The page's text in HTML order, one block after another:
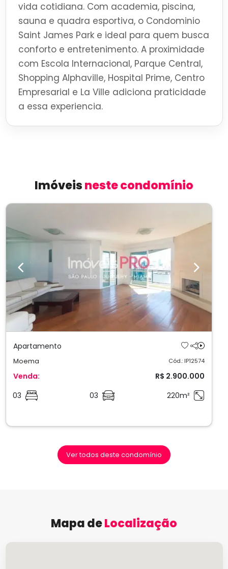
vida cotidiana. Com academia, piscina,
sauna e quadra esportiva, o Condominio
Saint James Park e ideal para quem busca
conforto e entretenimento. A proximidade
com Escola Internacional, Parque Central,
Shopping Alphaville, Hospital Prime, Centro
Empresarial e La Ville adiciona praticidade
a essa experiencia.
Imóveisneste condomínio
Previous Next
Apartamento
Moema Cód.: IP12574
Venda:
R$ 2.900.000
03
03 220m²
Ver todos deste condomínio
Mapa deLocalização